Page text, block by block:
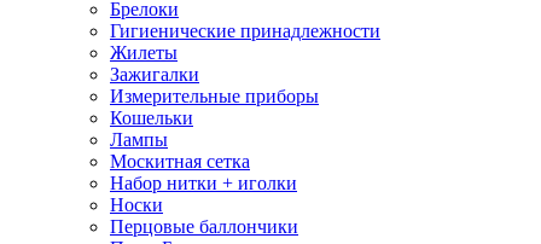
Брелоки
Гигиенические принадлежности
Жилеты
Зажигалки
Измерительные приборы
Кошельки
Лампы
Москитная сетка
Набор нитки + иголки
Носки
Перцовые баллончики